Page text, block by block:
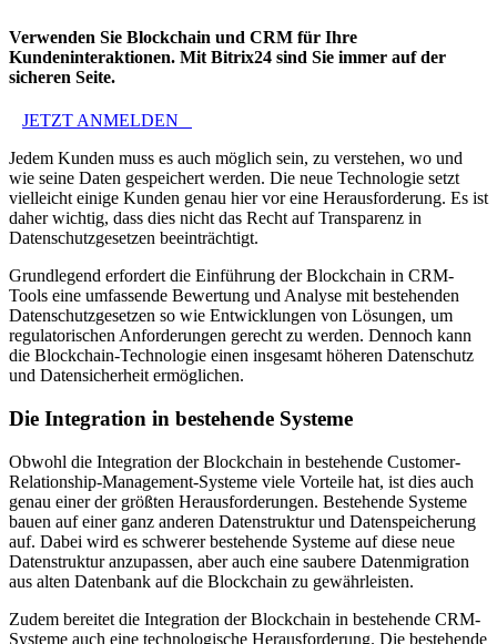
Verwenden Sie Blockchain und CRM für Ihre
Kundeninteraktionen. Mit Bitrix24 sind Sie immer auf der
sicheren Seite.
JETZT ANMELDEN
Jedem Kunden muss es auch möglich sein, zu verstehen, wo und
wie seine Daten gespeichert werden. Die neue Technologie setzt
vielleicht einige Kunden genau hier vor eine Herausforderung. Es ist
daher wichtig, dass dies nicht das Recht auf Transparenz in
Datenschutzgesetzen beeinträchtigt.
Grundlegend erfordert die Einführung der Blockchain in CRM-
Tools eine umfassende Bewertung und Analyse mit bestehenden
Datenschutzgesetzen so wie Entwicklungen von Lösungen, um
regulatorischen Anforderungen gerecht zu werden. Dennoch kann
die Blockchain-Technologie einen insgesamt höheren Datenschutz
und Datensicherheit ermöglichen.
Die Integration in bestehende Systeme
Obwohl die Integration der Blockchain in bestehende Customer-
Relationship-Management-Systeme viele Vorteile hat, ist dies auch
genau einer der größten Herausforderungen. Bestehende Systeme
bauen auf einer ganz anderen Datenstruktur und Datenspeicherung
auf. Dabei wird es schwerer bestehende Systeme auf diese neue
Datenstruktur anzupassen, aber auch eine saubere Datenmigration
aus alten Datenbank auf die Blockchain zu gewährleisten.
Zudem bereitet die Integration der Blockchain in bestehende CRM-
Systeme auch eine technologische Herausforderung. Die bestehende